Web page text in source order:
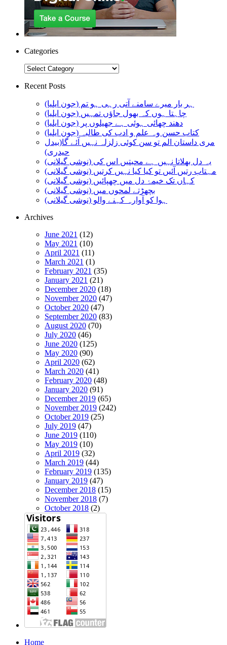
Categories
Categories
Recent Posts
ہر بار میرے سامنے آتی رہی ہو تم (جون ایلیا)
چاہتا ہوں کہ بھول جاؤں تمہیں (جون ایلیا)
دھند چھائی ہوئی ہے جھیلوں پر (جون ایلیا)
کتاب حسن وہ علم و ادب کی طالبہ (جون ایلیا)
مری داستان الم تو سن کوئی زلزلہ نہیں آئے گا(بیدل
حیدری)
یہ دل بھلاتا نہیں ہے محبتیں اس کی (نوشی گیلانی)
مہتاب رتیں آئیں تو کیا کیا نہیں کرتیں (نوشی گیلانی)
کہاں تک خیمۂ دل میں چھپائیں (نوشی گیلانی)
بچھڑتے لمحوں میں (نوشی گیلانی)
ہوا کو آوارہ کہنے والو (نوشی گیلانی)
Archives
June 2021 (12)
May 2021 (10)
April 2021 (11)
March 2021 (1)
February 2021 (35)
January 2021 (21)
December 2020 (18)
November 2020 (47)
October 2020 (47)
September 2020 (83)
August 2020 (70)
July 2020 (46)
June 2020 (125)
May 2020 (90)
April 2020 (62)
March 2020 (41)
February 2020 (48)
January 2020 (91)
December 2019 (65)
November 2019 (242)
October 2019 (25)
July 2019 (47)
June 2019 (110)
May 2019 (10)
April 2019 (32)
March 2019 (44)
February 2019 (135)
January 2019 (47)
December 2018 (15)
November 2018 (7)
October 2018 (2)
Home